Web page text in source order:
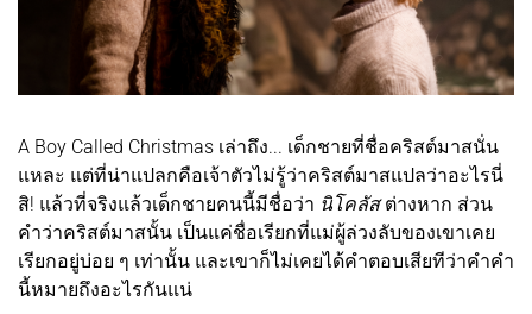
A Boy Called Christmas เล่าถึง... เด็กชายที่ชื่อคริสต์มาสนั่น
แหละ แต่ที่น่าแปลกคือเจ้าตัวไม่รู้ว่าคริสต์มาสแปลว่าอะไรนี่
สิ! แล้วที่จริงแล้วเด็กชายคนนี้มีชื่อว่า นิโคลัสต่างหาก ส่วน
คำว่าคริสต์มาสนั้น เป็นแค่ชื่อเรียกที่แม่ผู้ล่วงลับของเขาเคย
เรียกอยู่บ่อย ๆ เท่านั้น และเขาก็ไม่เคยได้คำตอบเสียทีว่าคำคำ
นี้หมายถึงอะไรกันแน่